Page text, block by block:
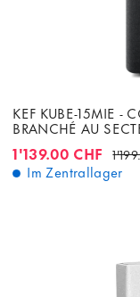
KEF KUBE-15MIE -
BRANCHÉ AU
380MM (15IN.)
140HZ (±3DB)
AMPLIFICATEUR:
AMPLIFICATION:
1'139.00 CHF
Im Zentrallager